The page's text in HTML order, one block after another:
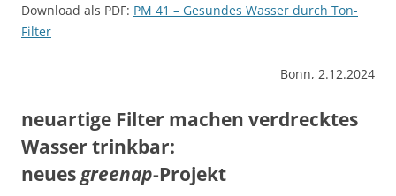
Download als PDF: PM 41 – Gesundes Wasser durch Ton-
Filter
Bonn, 2.12.2024
neuartige Filter machen verdrecktes
Wasser trinkbar:
neuesgreenap-Projekt